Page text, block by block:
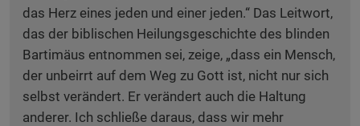
das Herz eines jeden und einer jeden.“ Das Leitwort,
das der biblischen Heilungsgeschichte des blinden
Bartimäus entnommen sei, zeige, „dass ein Mensch,
der unbeirrt auf dem Weg zu Gott ist, nicht nur sich
selbst verändert. Er verändert auch die Haltung
anderer. Ich schließe daraus, dass wir mehr